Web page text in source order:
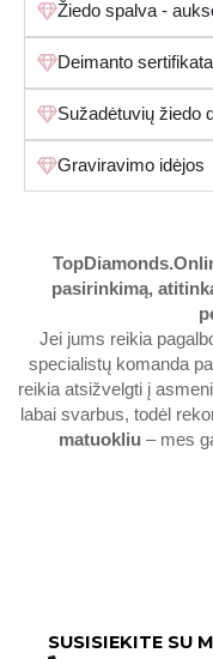
Žiedo spalva -
Deimanto
Sužadėtuvių žiedo
Graviravimo idėjos
pasirinkimą,
Jei jums reikia
specialistų komanda
reikia atsižvelgti į
labai svarbus, todėl
matuokliu – mes
SUSISIEKITE SU